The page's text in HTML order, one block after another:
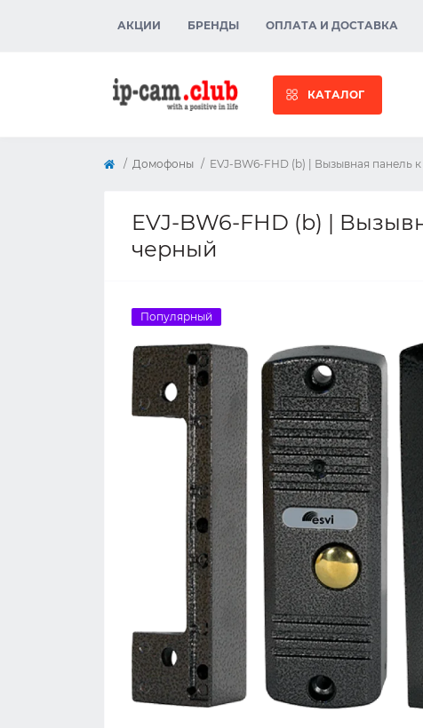
АКЦИИ БРЕНДЫ ОПЛАТА И ДОСТАВКА
КАТАЛОГ
Домофоны EVJ-BW6-FHD (b) | Вызывная панель
EVJ-BW6-FHD (b) |
черный
Популярный